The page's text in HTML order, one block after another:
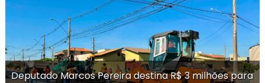
Deputado Marcos Pereira destina R$ 3 milhões para